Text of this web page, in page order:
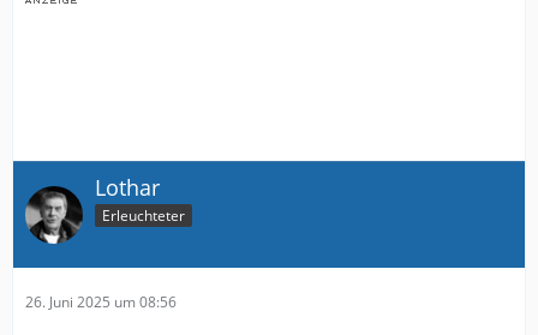
Lothar
Erleuchteter
26. Juni 2025 um 08:56